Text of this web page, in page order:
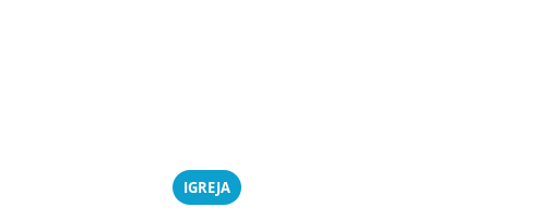
IGREJA